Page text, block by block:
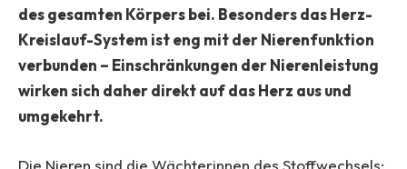
des gesamten Körpers bei. Besonders das Herz-
Kreislauf-System ist eng mit der Nierenfunktion
verbunden – Einschränkungen der Nierenleistung
wirken sich daher direkt auf das Herz aus und
umgekehrt.